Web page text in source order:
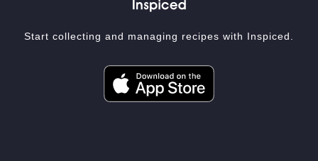
Start collecting and managing recipes with Inspiced.